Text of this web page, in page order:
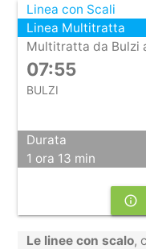
Linea con Scali
Linea Multitratta
Multitratta da Bulzi
07:55
BULZI
Durata
1 ora 13 min
info_outline
Le linee con scalo,